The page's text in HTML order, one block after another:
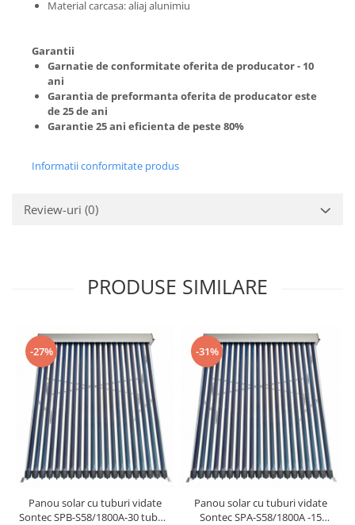
Material carcasa: aliaj alunimiu
Garantii
Garnatie de conformitate oferita de producator - 10
ani
Garantia de preformanta oferita de producator este
de 25 de ani
Garantie 25 ani eficienta de peste 80%
Informatii conformitate produs
Review-uri (0)
PRODUSE SIMILARE
-27%
Panou solar cu tuburi vidate
Sontec SPB-S58/1800A-30 tuburi
-31%
Panou solar cu tuburi vidate
Sontec SPA-S58/1800A -15